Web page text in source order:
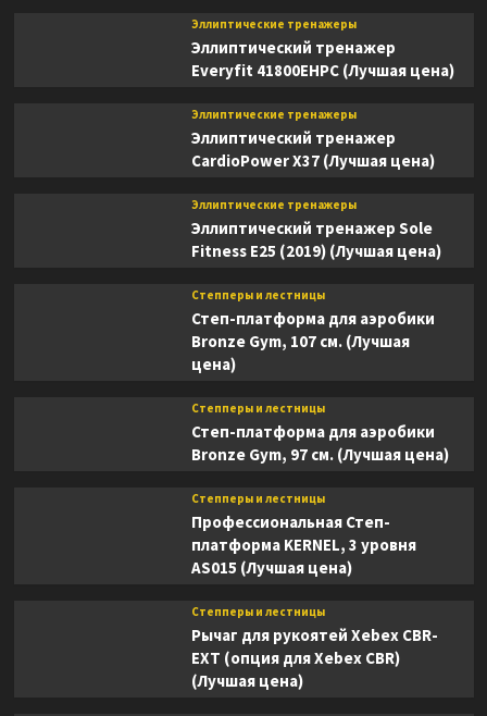
Эллиптические тренажеры
Эллиптический тренажер
Everyfit 41800EHPC (Лучшая цена)
Эллиптические тренажеры
Эллиптический тренажер
CardioPower X37 (Лучшая цена)
Эллиптические тренажеры
Эллиптический тренажер Sole
Fitness E25 (2019) (Лучшая цена)
Степперы и лестницы
Степ-платформа для аэробики
Bronze Gym, 107 см. (Лучшая
цена)
Степперы и лестницы
Степ-платформа для аэробики
Bronze Gym, 97 см. (Лучшая цена)
Степперы и лестницы
Профессиональная Степ-
платформа KERNEL, 3 уровня
AS015 (Лучшая цена)
Степперы и лестницы
Рычаг для рукоятей Xebex CBR-
EXT (опция для Xebex CBR)
(Лучшая цена)